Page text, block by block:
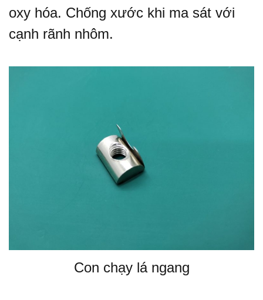
oxy hóa. Chống xước khi ma sát với
cạnh rãnh nhôm.
Con chạy lá ngang